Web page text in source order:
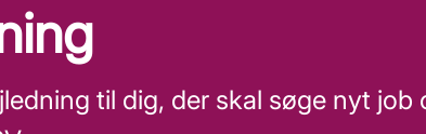
til dig, der skal søge nyt